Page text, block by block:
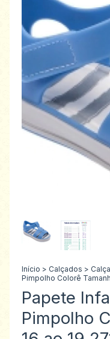
Início > Calçados >
Pimpolho Colorê
Papete
Pimpolho